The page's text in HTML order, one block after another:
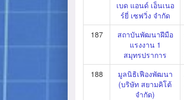
เบด แอนด์ เอ็นเนอ
ร์ยี่ เซฟวิ่ง จำกัด
187
สถาบันพัฒนาฝีมือ
แรงงาน 1
สมุทรปราการ
188
มูลนิธิเฟืองพัฒนา
(บริษัท สยามคิโต้
จำกัด)